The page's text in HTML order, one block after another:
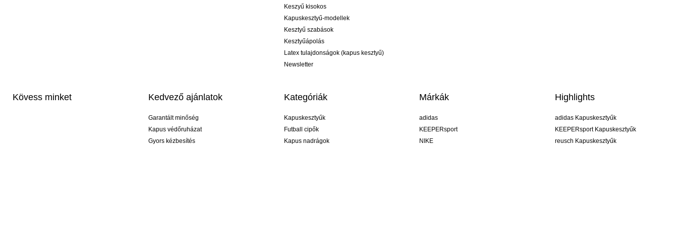
Keszyű kisokos
Kapuskesztyű-modellek
Kesztyű szabások
Kesztyűápolás
Latex tulajdonságok (kapus kesztyű)
Newsletter
Kövess minket Kedvező ajánlatok
Garantált minőség
Kapus védőruházat
Gyors kézbesítés
Kategóriák
Kapuskesztyűk
Futball cipők
Kapus nadrágok
Márkák
adidas
KEEPERsport
NIKE
Highlights
adidas Kapuskesztyűk
KEEPERsport Kapuskesztyűk
reusch Kapuskesztyűk